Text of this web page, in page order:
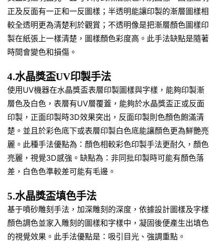
正及反面有一正和一反圖樣；半透明能讓印製的漸層圖樣相
較全透明更為清楚利於觀賞；不透明像是把漸層顏色圖樣印
製在紙張上一樣清楚，圖樣顏色彩度高。此手法缺點是隨著
時間會變色和損傷。
4.水晶獎盃UV印製手法
使用UV機器在水晶獎盃表層印製圖樣與字樣，能夠印製漸
層色及白色，表層有UV層覆蓋，能夠於水晶獎盃正或反面
印製，正面印製時3D效果突出，反面印製則色顏色飽滿清
楚。並且於彩色底下或表層印製白色底能讓顏色更為鮮艷亮
麗。此種手法優點為：顏色相較彩色印製手法更耐久，顏色
亮麗，視覺3D感強。缺點為：非同批印製時可能有顏色落
差，白色色準較差可能有毛邊。
5.水晶獎盃填色手法
基于噴砂雕刻手法，加深雕刻的深度，依據設計圖樣及字樣
顏色調色並家入雕刻的圖樣和字樣中，凝固後便產生出填色
的視覺效果。此手法優點是：吸引目光、強調重點。